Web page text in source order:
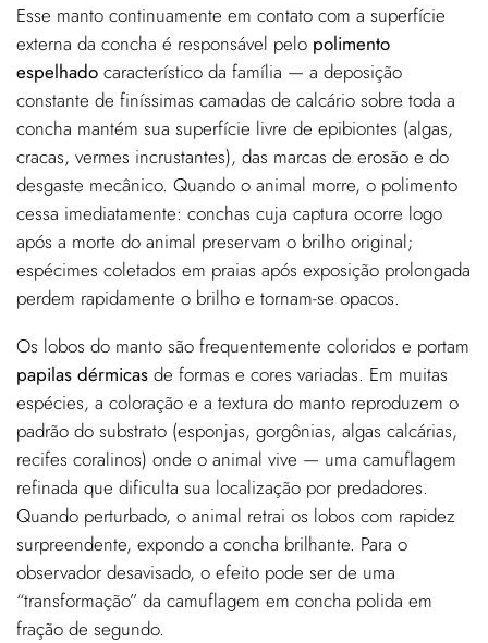
Esse manto continuamente em contato com a superfície
externa da concha é responsável pelo polimento
espelhado característico da família — a deposição
constante de finíssimas camadas de calcário sobre toda a
concha mantém sua superfície livre de epibiontes (algas,
cracas, vermes incrustantes), das marcas de erosão e do
desgaste mecânico. Quando o animal morre, o polimento
cessa imediatamente: conchas cuja captura ocorre logo
após a morte do animal preservam o brilho original;
espécimes coletados em praias após exposição prolongada
perdem rapidamente o brilho e tornam-se opacos.
Os lobos do manto são frequentemente coloridos e portam
papilas dérmicas de formas e cores variadas. Em muitas
espécies, a coloração e a textura do manto reproduzem o
padrão do substrato (esponjas, gorgônias, algas calcárias,
recifes coralinos) onde o animal vive — uma camuflagem
refinada que dificulta sua localização por predadores.
Quando perturbado, o animal retrai os lobos com rapidez
surpreendente, expondo a concha brilhante. Para o
observador desavisado, o efeito pode ser de uma
“transformação” da camuflagem em concha polida em
fração de segundo.